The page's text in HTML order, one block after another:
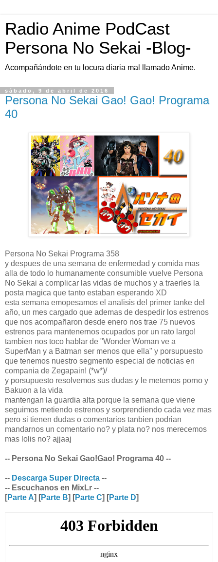
Radio Anime PodCast
Persona No Sekai -Blog-
Acompañándote en tu locura diaria mal llamado Anime.
sábado, 9 de abril de 2016
Persona No Sekai Gao! Gao! Programa
40
Persona No Sekai Programa 358
y despues de una semana de enfermedad y comida mas
alla de todo lo humanamente consumible vuelve Persona
No Sekai a complicar las vidas de muchos y a traerles la
posta magica que tanto estaban esperando XD
esta semana emopesamos el analisis del primer tanke del
año, un mes cargado que ademas de despedir los estrenos
que nos acompañaron desde enero nos trae 75 nuevos
estrenos para mantenernos ocupados por un rato largo!
tambien nos toco hablar de "Wonder Woman ve a
SuperMan y a Batman ser menos que ella" y porsupuesto
que tenemos nuestro segmento especial de noticias en
compania de Zegapain! (*w*)/
y porsupuesto resolvemos sus dudas y le metemos porno y
Bakuon a la vida
mantengan la guardia alta porque la semana que viene
seguimos metiendo estrenos y sorprendiendo cada vez mas
pero si tienen dudas o comentarios tanbien podrian
mandarnos un comentario no? y plata no? nos merecemos
mas lolis no? ajjaaj
-- Persona No Sekai Gao!Gao! Programa 40 --
-- Descarga Super Directa --
-- Escuchanos en MixLr --
[Parte A] [Parte B] [Parte C] [Parte D]